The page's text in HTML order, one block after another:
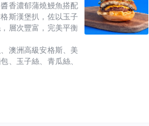
香濃郁蒲燒鰻魚搭配
斯漢堡扒，佐以玉子
層次豐富，完美平衡
澳洲高級安格斯、美
、玉子絲、青瓜絲、